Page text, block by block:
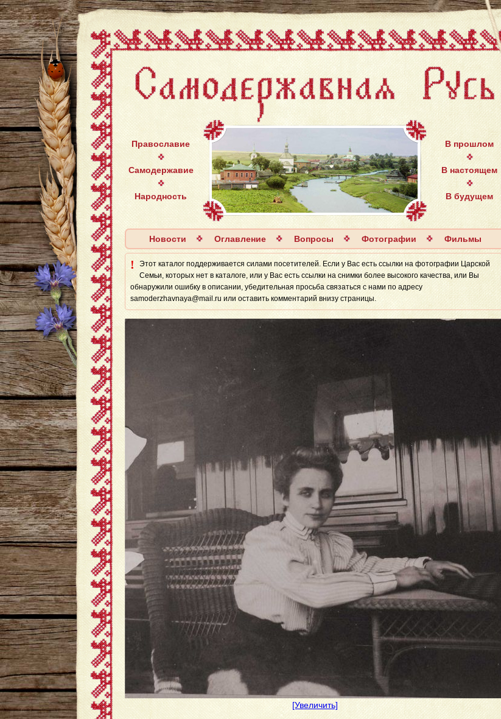
Православие
Самодержавие
Народность
В прошлом
В настоящем
В будущем
Новости Оглавление Вопросы Фотографии Фильмы
!
Этот каталог поддерживается силaми посетителей. Если у Вас есть ссылки на фотографии Царской
Семьи, которых нет в каталоге, или у Вас есть ссылки на снимки более высокого качества, или Вы
обнаружили ошибку в описании, убедительная просьба связаться с нами по адресу
samoderzhavnaya@mail.ru или оставить комментарий внизу страницы.
[Увеличить]